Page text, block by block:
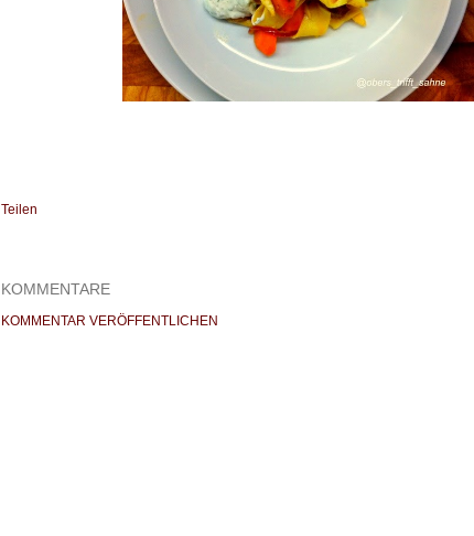
Teilen
KOMMENTARE
KOMMENTAR VERÖFFENTLICHEN